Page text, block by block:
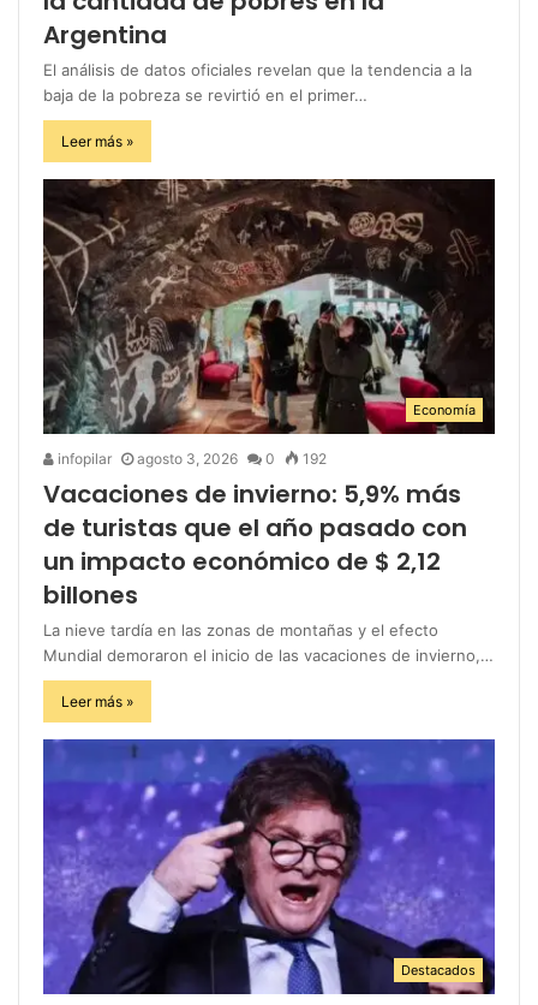
Argentina
El análisis de datos oficiales revelan que la tendencia a la
baja de la pobreza se revirtió en el primer…
Leer más »
Economía
infopilar agosto 3, 2026 0 192
Vacaciones de invierno: 5,9% más
de turistas que el año pasado con
un impacto económico de $ 2,12
billones
La nieve tardía en las zonas de montañas y el efecto
Mundial demoraron el inicio de las vacaciones de invierno,…
Leer más »
Destacados